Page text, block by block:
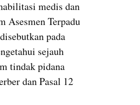
medis dan
Asesmen Terpadu
pada
sejauh
tindak pidana
dan Pasal 12